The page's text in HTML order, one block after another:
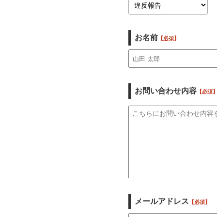
お名前 【必須】
お問い合わせ内容 【必須
メールアドレス 【必須】